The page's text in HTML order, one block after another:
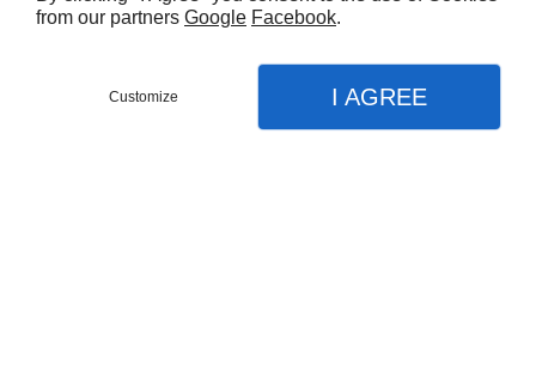
from our partners Google Facebook.
Customize I AGREE